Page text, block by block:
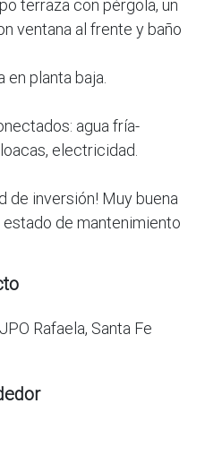
terraza con pérgola, un
ventana al frente y baño
planta baja.
agua fría-
electricidad.
de inversión! Muy buena
de mantenimiento
Rafaela, Santa Fe